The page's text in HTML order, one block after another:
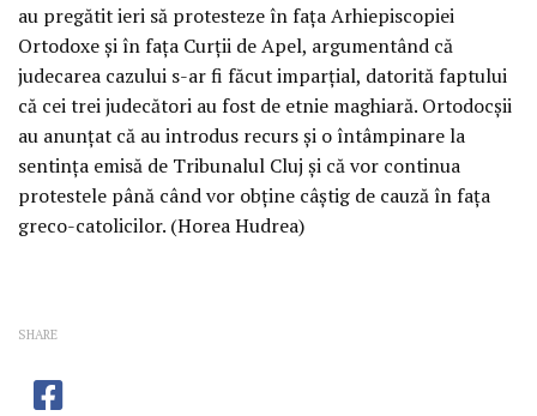
au pregătit ieri să protesteze în faţa Arhiepiscopiei
Ortodoxe şi în faţa Curţii de Apel, argumentând că
judecarea cazului s-ar fi făcut imparţial, datorită faptului
că cei trei judecători au fost de etnie maghiară. Ortodocşii
au anunţat că au introdus recurs şi o întâmpinare la
sentinţa emisă de Tribunalul Cluj şi că vor continua
protestele până când vor obţine câştig de cauză în faţa
greco-catolicilor. (Horea Hudrea)
SHARE